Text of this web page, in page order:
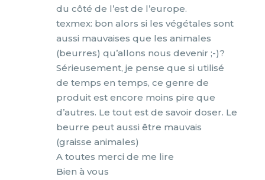
du côté de l’est de l’europe.
texmex: bon alors si les végétales sont
aussi mauvaises que les animales
(beurres) qu’allons nous devenir ;-)?
Sérieusement, je pense que si utilisé
de temps en temps, ce genre de
produit est encore moins pire que
d’autres. Le tout est de savoir doser. Le
beurre peut aussi être mauvais
(graisse animales)
A toutes merci de me lire
Bien à vous